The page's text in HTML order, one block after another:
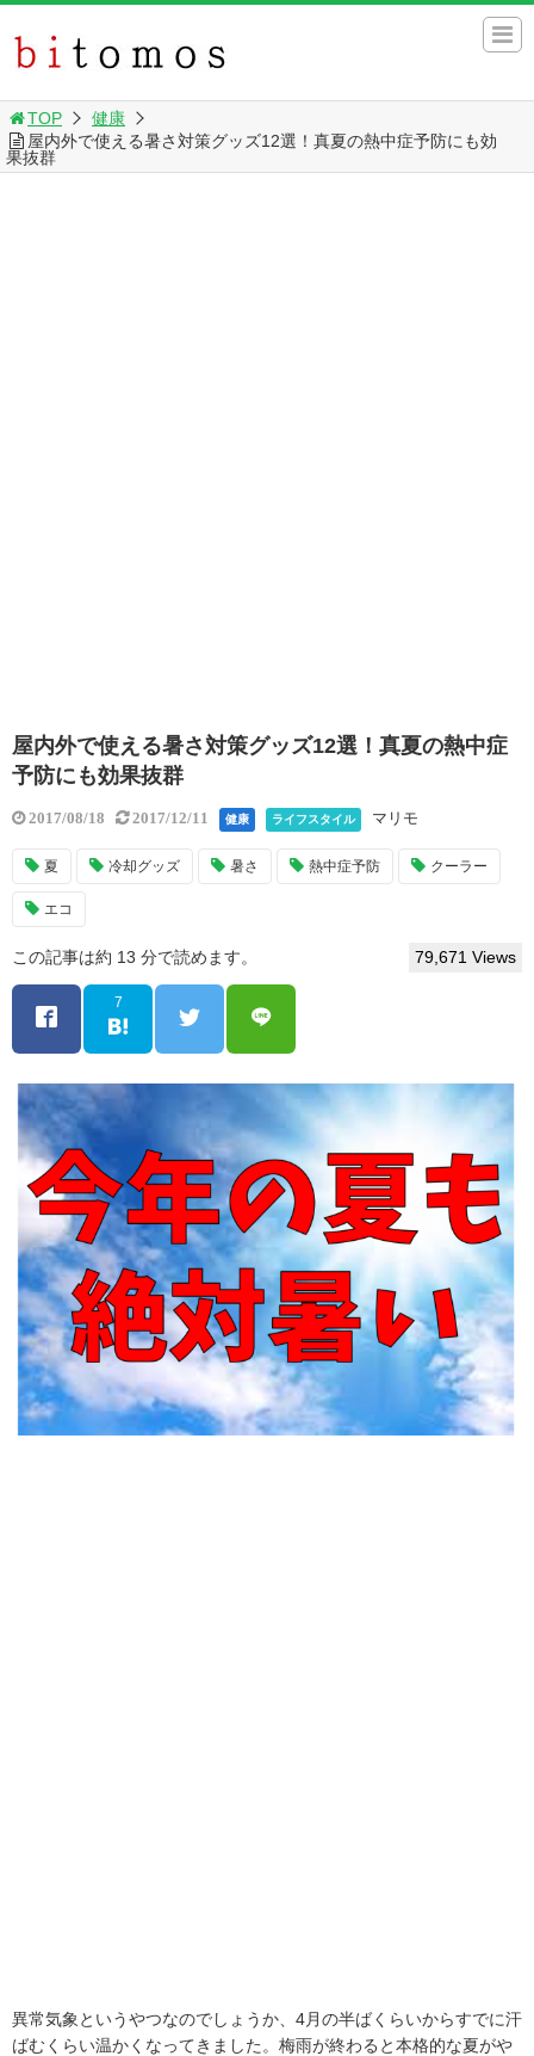
TOP
健康
屋内外で使える暑さ対策グッズ12選！真夏の熱中症予防にも効
果抜群
屋内外で使える暑さ対策グッズ12選！真夏の熱中症
予防にも効果抜群
2017/08/18 2017/12/11 健康 ライフスタイル マリモ
夏 冷却グッズ 暑さ 熱中症予防 クーラー
エコ
この記事は約 13 分で読めます。 79,671 Views
7
異常気象というやつなのでしょうか、4月の半ばくらいからすでに汗
ばむくらい温かくなってきました。梅雨が終わると本格的な夏がや